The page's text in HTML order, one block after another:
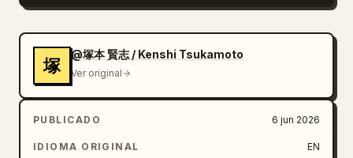
mosaico/desenfoque cuadrado suave. La
fuerte contraste contra el fondo amarillo.
Diseño: Coloca un logotipo inclinado gigante
en negro que diga Banas en la parte
superior central derecha, con una pequeña
marca registrada. Encima, añade una franja de
塚
@塚本 賢志 / Kenshi Tsukamoto
Ver original
PUBLICADO 6 jun 2026
IDIOMA ORIGINAL EN